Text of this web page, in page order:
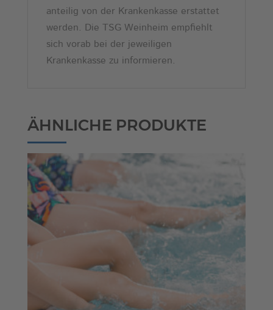
anteilig von der Krankenkasse erstattet
werden. Die TSG Weinheim empfiehlt
sich vorab bei der jeweiligen
Krankenkasse zu informieren.
ÄHNLICHE PRODUKTE